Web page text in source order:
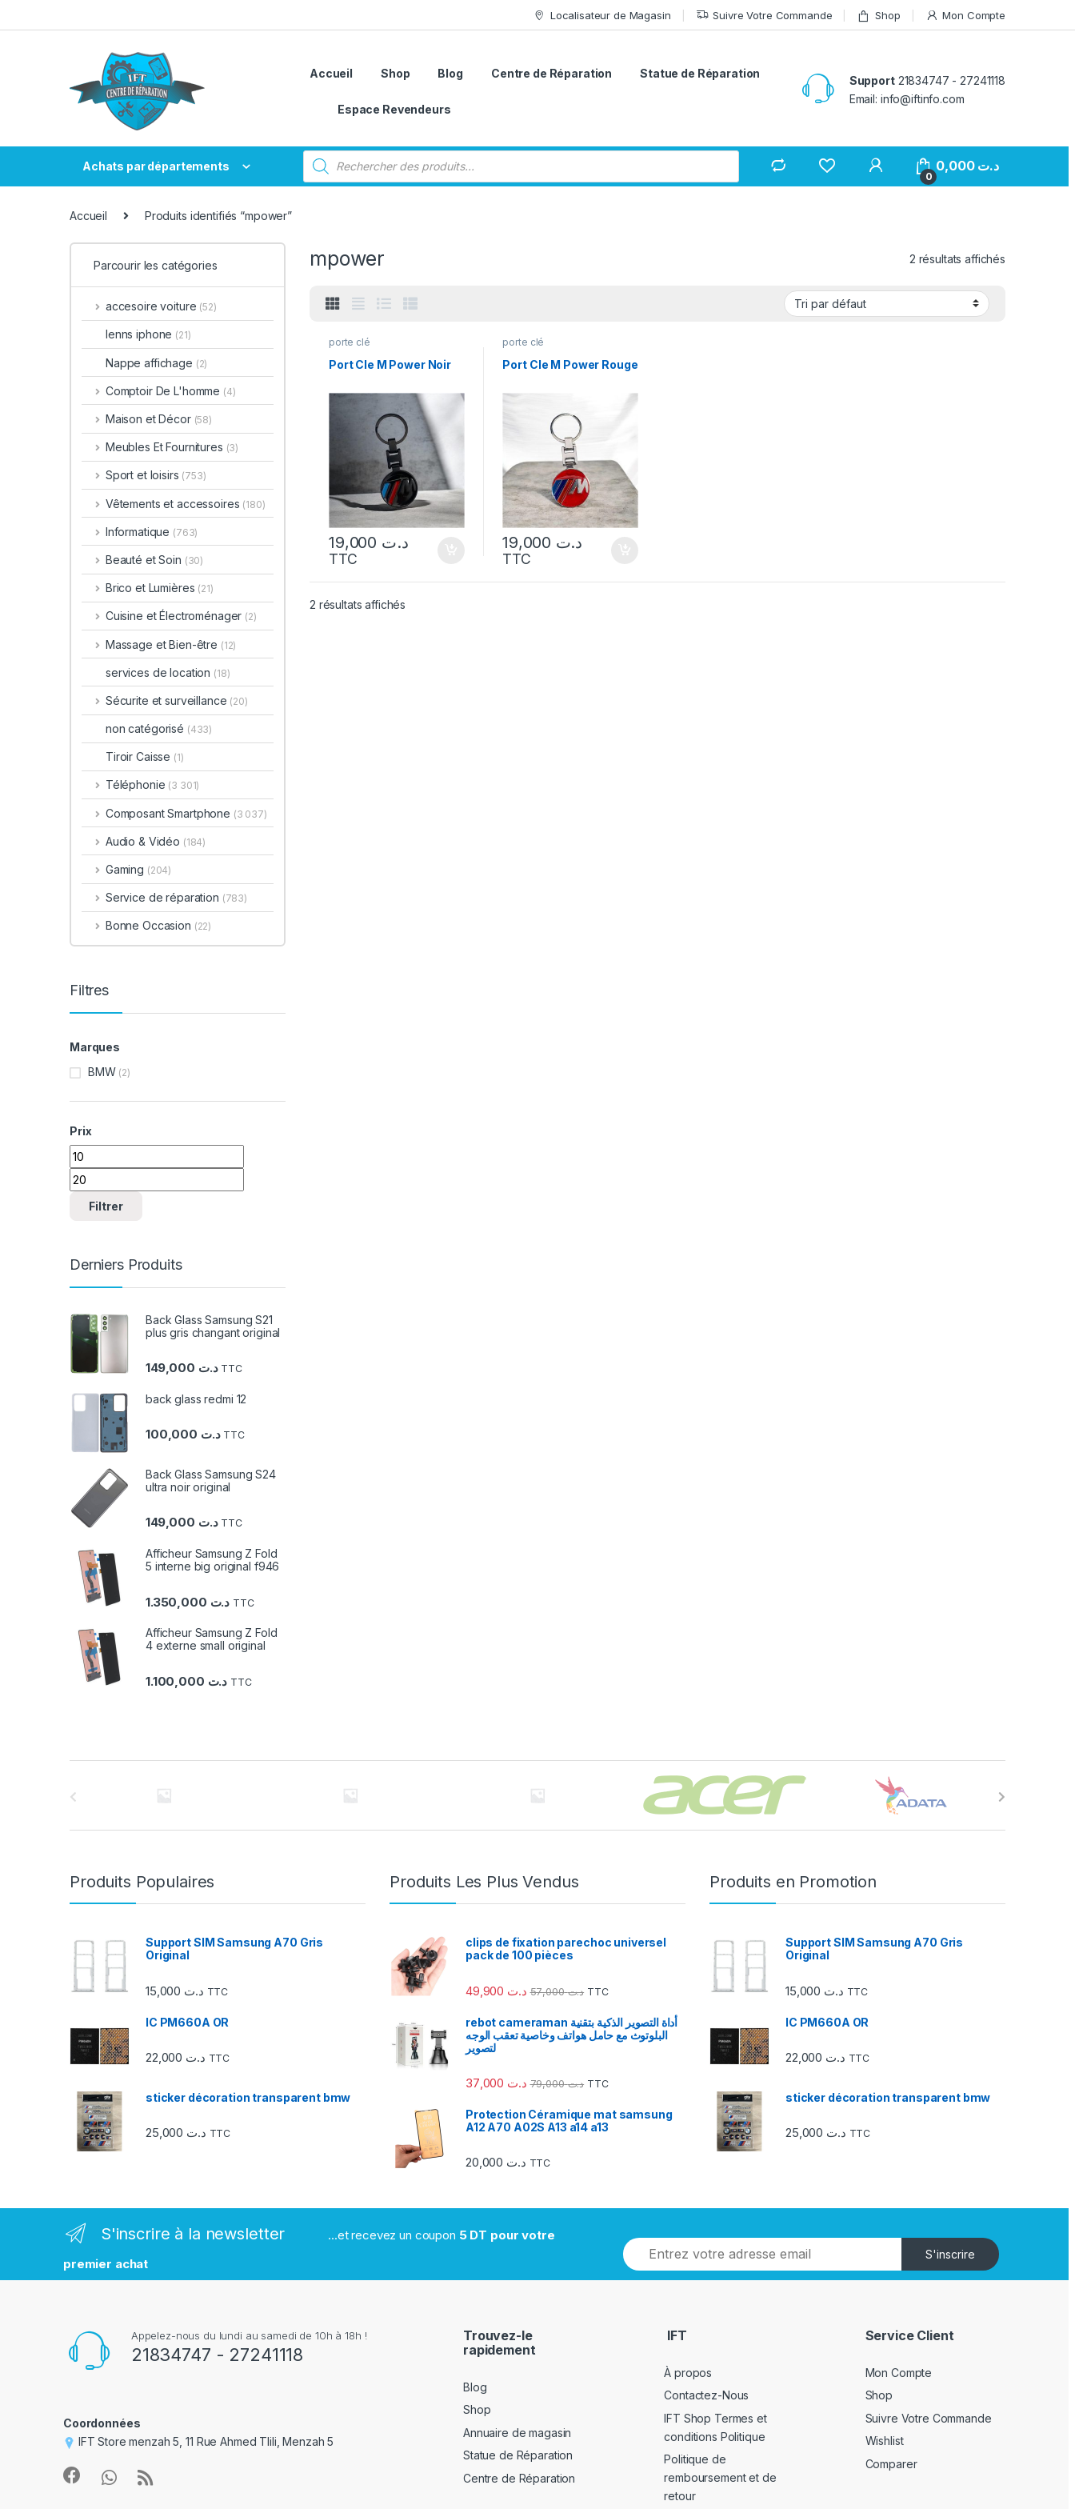
Localisateur de Magasin Suivre Votre Commande Shop Mon Compte
Accueil Shop Blog Centre de Réparation Statue de Réparation
Espace Revendeurs
Support21834747 - 27241118
Email: info@iftinfo.com
Achats par départements
Recherche de produits
0
د.ت 0,000
Accueil Produits identifiés “mpower”
mpower 2 résultats affichés
porte clé
Port Cle M Power Noir
د.ت
TTC
porte clé
Port Cle M Power Rouge
د.ت
TTC
2 résultats affichés
Parcourir les catégories
accesoire voiture (52)
lenns iphone (21)
Nappe affichage (2)
Comptoir De L'homme (4)
Maison et Décor (58)
Meubles Et Fournitures (3)
Sport et loisirs (753)
Vêtements et accessoires (180)
Informatique (763)
Beauté et Soin (30)
Brico et Lumières (21)
Cuisine et Électroménager (2)
Massage et Bien-être (12)
services de location (18)
Sécurite et surveillance (20)
non catégorisé (433)
Tiroir Caisse (1)
Téléphonie (3 301)
Composant Smartphone (3 037)
Audio & Vidéo (184)
Gaming (204)
Service de réparation (783)
Bonne Occasion (22)
Filtres
Marques
BMW (2)
Prix
Prix min
Prix max
Filtrer
Derniers Produits
Back Glass Samsung S21
plus gris changant original
د.ت TTC
back glass redmi 12
د.ت TTC
Back Glass Samsung S24
ultra noir original
د.ت TTC
Afficheur Samsung Z Fold
5 interne big original f946
د.ت TTC
Afficheur Samsung Z Fold
4 externe small original
د.ت TTC
u
Produits Populaires
Support SIM Samsung A70 Gris
Original
د.ت TTC
IC PM660A OR
د.ت TTC
sticker décoration transparent bmw
د.ت TTC
Produits Les Plus Vendus
clips de fixation parechoc universel
pack de 100 pièces
د.ت د.ت57,000 TTC
rebot cameraman أداة التصوير الذكية بتقنية
البلوتوث مع حامل هواتف وخاصية تعقب الوجه
لتصوير
د.ت د.ت79,000 TTC
Protection Céramique mat samsung
A12 A70 A02S A13 a14 a13
د.ت TTC
Produits en Promotion
Support SIM Samsung A70 Gris
Original
د.ت TTC
IC PM660A OR
د.ت TTC
sticker décoration transparent bmw
د.ت TTC
S'inscrire à la newsletter ...et recevez un coupon 5 DT pour votre
premier achat
S'inscrire
Appelez-nous du lundi au samedi de 10h à 18h !
21834747 - 27241118
Coordonnées
IFT Store menzah 5, 11 Rue Ahmed Tlili, Menzah 5
Trouvez-le
rapidement
Blog
Shop
Annuaire de magasin
Statue de Réparation
Centre de Réparation
IFT
À propos
Contactez-Nous
IFT Shop Termes et
conditions Politique
Politique de
remboursement et de
retour
Service Client
Mon Compte
Shop
Suivre Votre Commande
Wishlist
Comparer